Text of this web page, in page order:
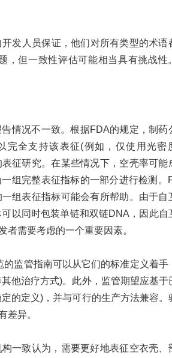
开发人员保证，他们对所有类型的术语
，但一致性评估可能相当具有挑战性
情况不一致。根据FDA的规定，制药
完全支持该表征(例如，仅使用光密
征研究。在某些情况下，空壳率可能
组完整表征指标的一部分进行检测。
组表征指标可能会有所帮助。由于自
以同时包装单链和双链DNA，因此自
者需要考虑的一个重要因素。
的监管指南可以从它们的标准定义着手
他治疗方式)。此外，监管期望应基于
的定义)，并与可行的生产方法兼容。
差异。
一致认为，需要更好地表征空衣壳、